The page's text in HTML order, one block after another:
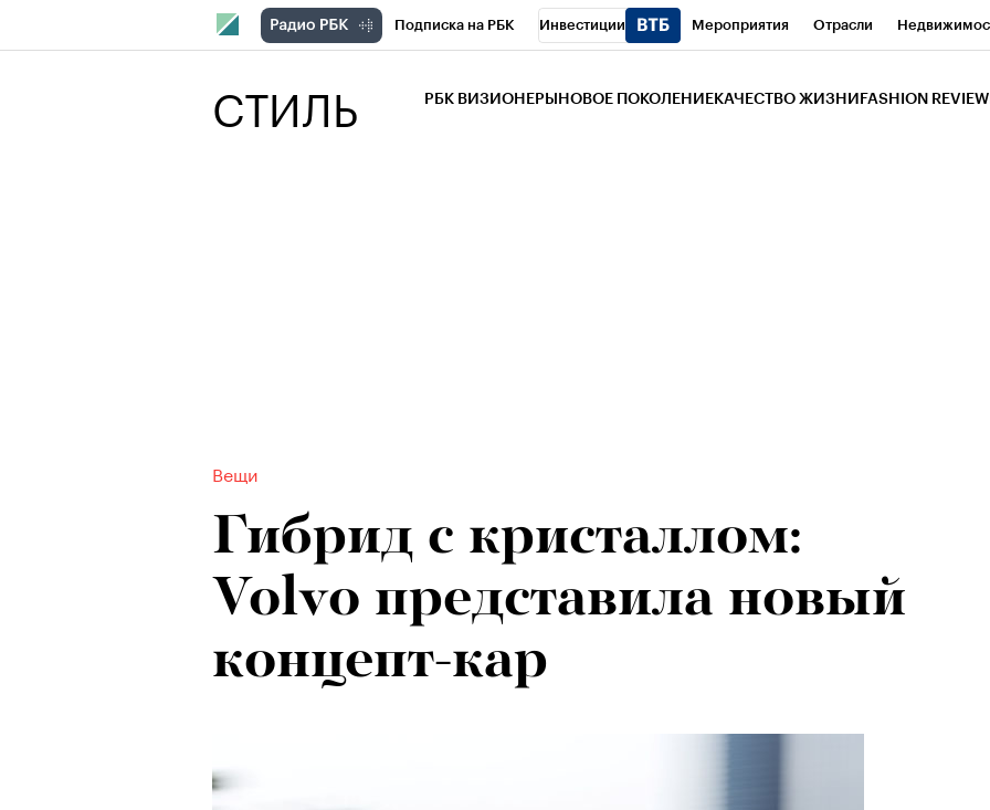
Подписка на РБК Инвестиции Мероприятия Отрасли
СТИЛЬ РБК ВИЗИОНЕРЫ НОВОЕ ПОКОЛЕНИЕ КАЧЕСТВО ЖИЗНИ FASHION REVIEW
Вещи
Гибрид с кристаллом:
Volvo представила новый
концепт-кар